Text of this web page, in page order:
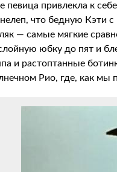
певица привлекла к
что бедную Кэти
— самые мягкие
юбку до пят и
и растоптанные
Рио, где, как мы